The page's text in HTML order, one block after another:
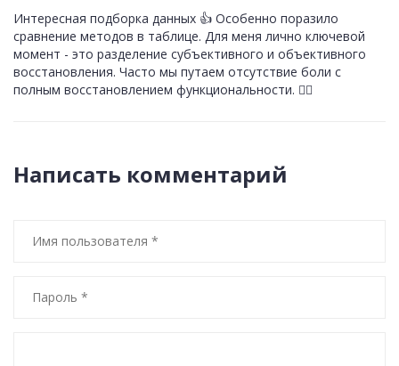
Интересная подборка данных 👍 Особенно поразило
сравнение методов в таблице. Для меня лично ключевой
момент - это разделение субъективного и объективного
восстановления. Часто мы путаем отсутствие боли с
полным восстановлением функциональности. 🧘‍♂️
Написать комментарий